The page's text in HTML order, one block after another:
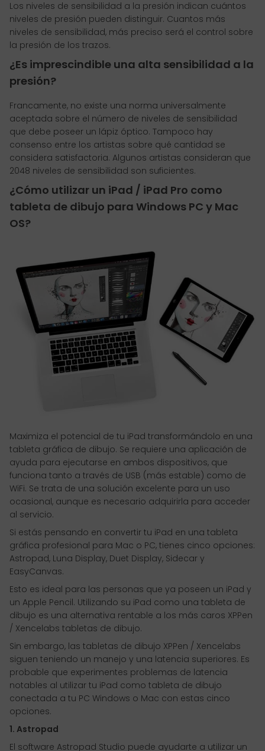
Los niveles de sensibilidad a la presión indican cuántos
niveles de presión pueden distinguir. Cuantos más
niveles de sensibilidad, más preciso será el control sobre
la presión de los trazos.
¿Es imprescindible una alta sensibilidad a la
presión?
Francamente, no existe una norma universalmente
aceptada sobre el número de niveles de sensibilidad
que debe poseer un lápiz óptico. Tampoco hay
consenso entre los artistas sobre qué cantidad se
considera satisfactoria. Algunos artistas consideran que
2048 niveles de sensibilidad son suficientes.
¿Cómo utilizar un iPad / iPad Pro como
tableta de dibujo para Windows PC y Mac
OS?
Maximiza el potencial de tu iPad transformándolo en una
tableta gráfica de dibujo. Se requiere una aplicación de
ayuda para ejecutarse en ambos dispositivos, que
funciona tanto a través de USB (más estable) como de
WiFi. Se trata de una solución excelente para un uso
ocasional, aunque es necesario adquirirla para acceder
al servicio.
Si estás pensando en convertir tu iPad en una tableta
gráfica profesional para Mac o PC, tienes cinco opciones:
Astropad, Luna Display, Duet Display, Sidecar y
EasyCanvas.
Esto es ideal para las personas que ya poseen un iPad y
un Apple Pencil. Utilizando su iPad como una tableta de
dibujo es una alternativa rentable a los más caros XPPen
/ Xencelabs tabletas de dibujo.
Sin embargo, las tabletas de dibujo XPPen / Xencelabs
siguen teniendo un manejo y una latencia superiores. Es
probable que experimentes problemas de latencia
notables al utilizar tu iPad como tableta de dibujo
conectada a tu PC Windows o Mac con estas cinco
opciones.
1. Astropad
El software Astropad Studio puede ayudarte a utilizar un